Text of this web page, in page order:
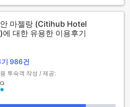
위치하고 있습니다. 이 호텔은 총
으며, 공항까지는 약 60분이 소요됩
없으며, 추가 요금이 부과될 수 있습
고안 마젤랑은 편안한 숙박과 편리한
에게 최상의 경험을 선사합니다.
가득한 시티허브 호텔 @자고안 마
젤랑은 다양한 엔터테인먼트 시설을
마젤랑 (Citihub Hotel
대한 유용한 이용후기
기 986건
투숙객 작성 / 제공: